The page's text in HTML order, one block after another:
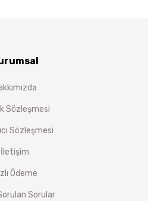
Sözleşmesi
Sözleşmesi
İletişim
Ödeme
Sorular